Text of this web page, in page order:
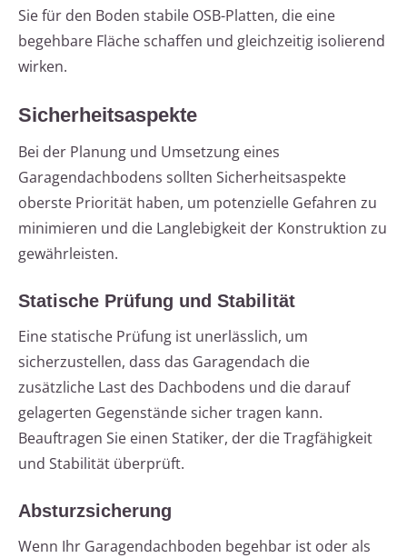
Sie für den Boden stabile OSB-Platten, die eine
begehbare Fläche schaffen und gleichzeitig isolierend
wirken.
Sicherheitsaspekte
Bei der Planung und Umsetzung eines
Garagendachbodens sollten Sicherheitsaspekte
oberste Priorität haben, um potenzielle Gefahren zu
minimieren und die Langlebigkeit der Konstruktion zu
gewährleisten.
Statische Prüfung und Stabilität
Eine statische Prüfung ist unerlässlich, um
sicherzustellen, dass das Garagendach die
zusätzliche Last des Dachbodens und die darauf
gelagerten Gegenstände sicher tragen kann.
Beauftragen Sie einen Statiker, der die Tragfähigkeit
und Stabilität überprüft.
Absturzsicherung
Wenn Ihr Garagendachboden begehbar ist oder als